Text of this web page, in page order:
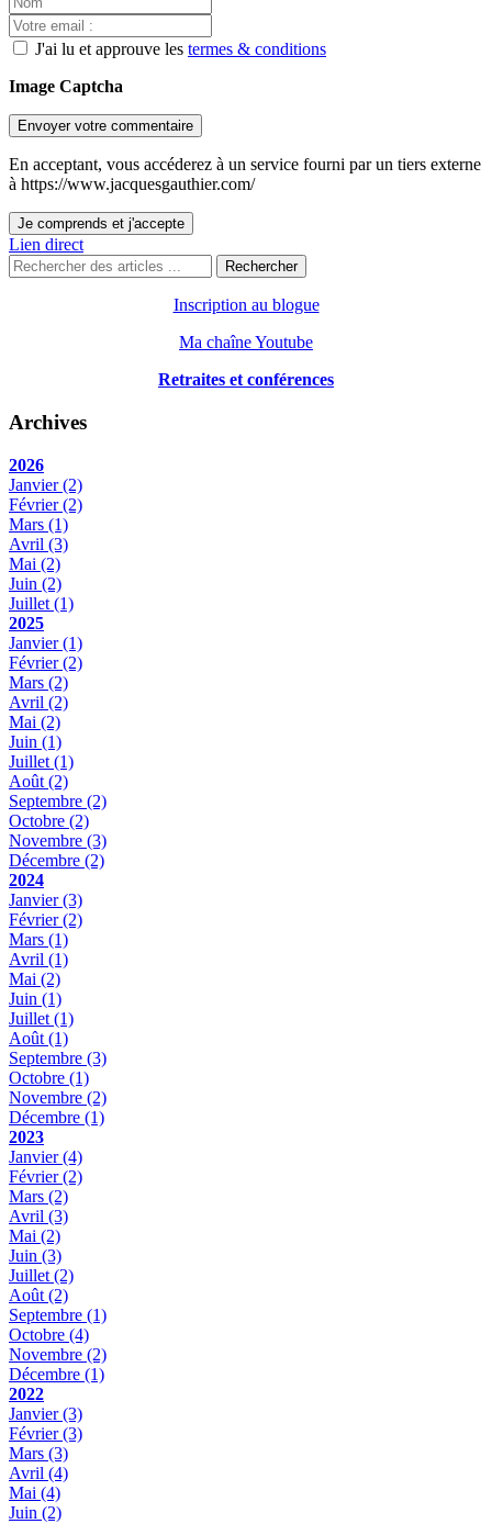
J'ai lu et approuve les termes & conditions
Image Captcha
Envoyer votre commentaire
En acceptant, vous accéderez à un service fourni par un tiers externe
à https://www.jacquesgauthier.com/
Je comprends et j'accepte
Lien direct
Rechercher
Inscription au blogue
Ma chaîne Youtube
Retraites et conférences
Archives
2026
Janvier(2)
Février(2)
Mars (1)
Avril (3)
Mai (2)
Juin (2)
Juillet (1)
2025
Janvier(1)
Février(2)
Mars (2)
Avril (2)
Mai (2)
Juin (1)
Juillet (1)
Août (2)
Septembre (2)
Octobre (2)
Novembre (3)
Décembre (2)
2024
Janvier(3)
Février(2)
Mars (1)
Avril (1)
Mai (2)
Juin (1)
Juillet (1)
Août (1)
Septembre (3)
Octobre (1)
Novembre (2)
Décembre (1)
2023
Janvier(4)
Février(2)
Mars (2)
Avril (3)
Mai (2)
Juin (3)
Juillet (2)
Août (2)
Septembre (1)
Octobre (4)
Novembre (2)
Décembre (1)
2022
Janvier(3)
Février(3)
Mars (3)
Avril (4)
Mai (4)
Juin (2)